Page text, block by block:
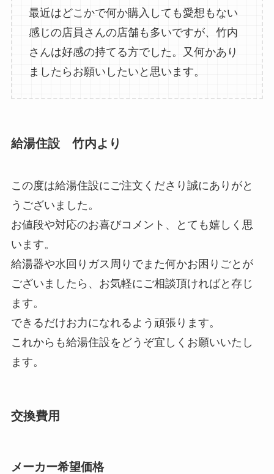
最近はどこかで何か購入しても愛想もない
感じの店員さんの店舗も多いですが、竹内
さんは好感の持てる方でした。又何かあり
ましたらお願いしたいと思います。
給湯住設 竹内より
この度は給湯住設にご注文くださり誠にありがと
うございました。
お値段や対応のお喜びコメント、とても嬉しく思
います。
給湯器や水回りガス周りでまた何かお困りごとが
ございましたら、お気軽にご相談頂ければと存じ
ます。
できるだけお力になれるよう頑張ります。
これからも給湯住設をどうぞ宜しくお願いいたし
ます。
交換費用
メーカー希望価格